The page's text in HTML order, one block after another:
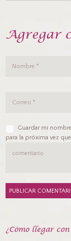
Agregar
Guardar mi
para la próxima vez
¿Cómo llegar